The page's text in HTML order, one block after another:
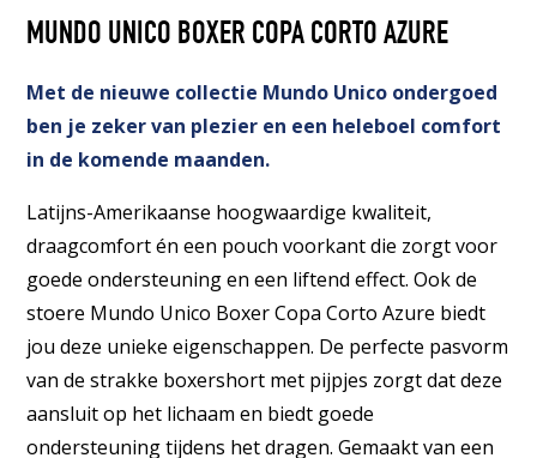
MUNDO UNICO BOXER COPA CORTO AZURE
Met de nieuwe collectie Mundo Unico ondergoed
ben je zeker van plezier en een heleboel comfort
in de komende maanden.
Latijns-Amerikaanse hoogwaardige kwaliteit,
draagcomfort én een pouch voorkant die zorgt voor
goede ondersteuning en een liftend effect. Ook de
stoere Mundo Unico Boxer Copa Corto Azure biedt
jou deze unieke eigenschappen. De perfecte pasvorm
van de strakke boxershort met pijpjes zorgt dat deze
aansluit op het lichaam en biedt goede
ondersteuning tijdens het dragen. Gemaakt van een